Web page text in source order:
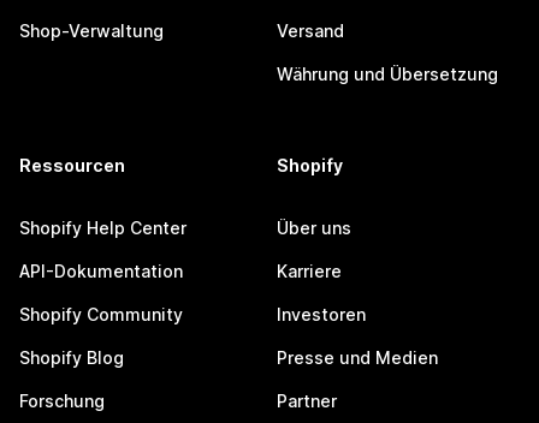
Shop-Verwaltung Versand
Währung und Übersetzung
Ressourcen
Shopify Help Center
API-Dokumentation
Shopify Community
Shopify Blog
Forschung
Shopify
Über uns
Karriere
Investoren
Presse und Medien
Partner